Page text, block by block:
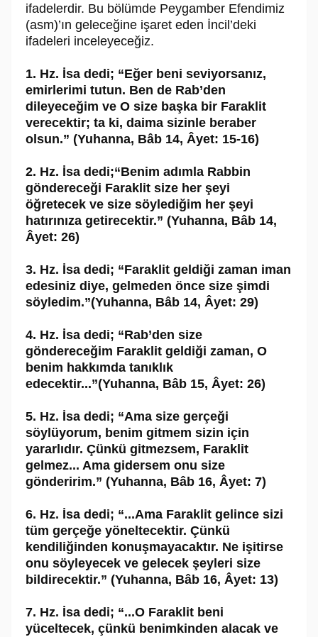
ifadelerdir. Bu bölümde Peygamber Efendimiz
(asm)’ın geleceğine işaret eden İncil’deki
ifadeleri inceleyeceğiz.
1. Hz. İsa dedi; “Eğer beni seviyorsanız,
emirlerimi tutun. Ben de Rab’den
dileyeceğim ve O size başka bir Faraklit
verecektir; ta ki, daima sizinle beraber
olsun.” (Yuhanna, Bâb 14, Âyet: 15-16)
2. Hz. İsa dedi;“Benim adımla Rabbin
göndereceği Faraklit size her şeyi
öğretecek ve size söylediğim her şeyi
hatırınıza getirecektir.” (Yuhanna, Bâb 14,
Âyet: 26)
3. Hz. İsa dedi; “Faraklit geldiği zaman iman
edesiniz diye, gelmeden önce size şimdi
söyledim.”(Yuhanna, Bâb 14, Âyet: 29)
4. Hz. İsa dedi; “Rab’den size
göndereceğim Faraklit geldiği zaman, O
benim hakkımda tanıklık
edecektir...”(Yuhanna, Bâb 15, Âyet: 26)
5. Hz. İsa dedi; “Ama size gerçeği
söylüyorum, benim gitmem sizin için
yararlıdır. Çünkü gitmezsem, Faraklit
gelmez... Ama gidersem onu size
gönderirim.” (Yuhanna, Bâb 16, Âyet: 7)
6. Hz. İsa dedi; “...Ama Faraklit gelince sizi
tüm gerçeğe yöneltecektir. Çünkü
kendiliğinden konuşmayacaktır. Ne işitirse
onu söyleyecek ve gelecek şeyleri size
bildirecektir.” (Yuhanna, Bâb 16, Âyet: 13)
7. Hz. İsa dedi; “...O Faraklit beni
yüceltecek, çünkü benimkinden alacak ve